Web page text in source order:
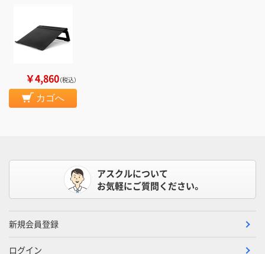
￥4,860（税込）
カゴへ
アスクルについて
お気軽にご質問ください。
新規会員登録
ログイン